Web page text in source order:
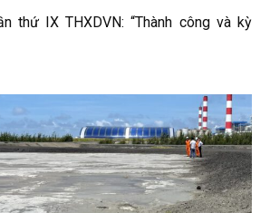
thứ IX THXDVN: “Thành công và kỳ